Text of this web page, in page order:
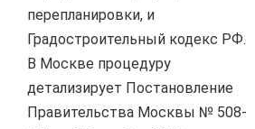
перепланировки, и
Градостроительный кодекс РФ.
В Москве процедуру
детализирует Постановление
Правительства Москвы № 508-